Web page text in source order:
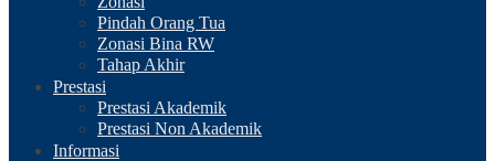
Pindah Orang Tua
Zonasi Bina RW
Tahap Akhir
Prestasi
Prestasi Akademik
Prestasi Non Akademik
Informasi